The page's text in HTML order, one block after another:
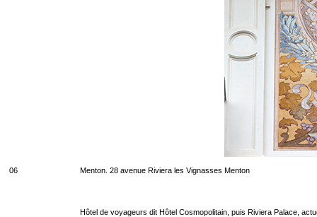
06 Menton. 28 avenue Riviera les Vignasses Menton
Hôtel de voyageurs dit Hôtel Cosmopolitain, puis Riviera Palace,